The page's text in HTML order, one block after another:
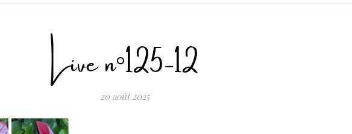
Live n°125-12
20 août 2025